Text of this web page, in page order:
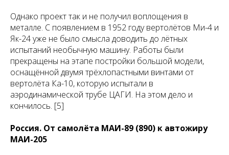
Однако проект так и не получил воплощения в
металле. С появлением в 1952 году вертолётов Ми-4 и
Як-24 уже не было смысла доводить до лётных
испытаний необычную машину. Работы были
прекращены на этапе постройки большой модели,
оснащённой двумя трёхлопастными винтами от
вертолёта Ка-10, которую испытали в
аэродинамической трубе ЦАГИ. На этом дело и
кончилось. [5]
Россия. От самолёта МАИ-89 (890) к автожиру
МАИ-205